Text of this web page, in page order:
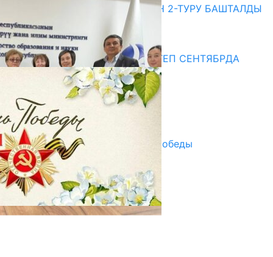
ЖОЖДОРГО КАБЫЛ АЛУУНУН 2-ТУРУ БАШТАЛДЫ
20.07.2026
Медиа
СУЗАКТА 750 ОРУНДУУ МЕКТЕП СЕНТЯБРДА
ПАЙДАЛАНУУГА БЕРИЛЕТ
07.08.2025
Улуу Жеңиштин жандуу сөзү
29.04.2025
Награды в преддверии Дня Победы
29.04.2025